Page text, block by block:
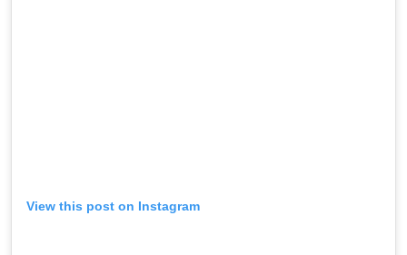
View this post on Instagram